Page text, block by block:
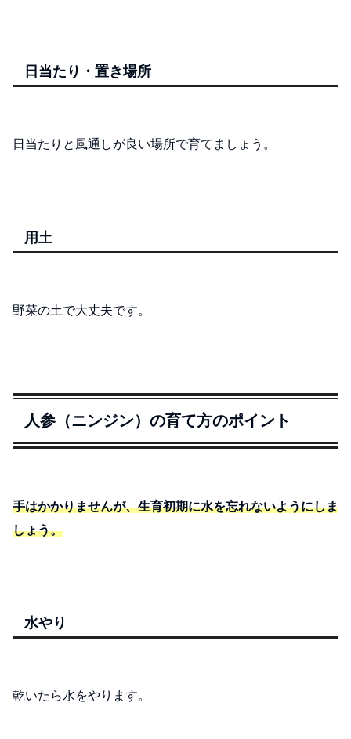
日当たり・置き場所
日当たりと風通しが良い場所で育てましょう。
用土
野菜の土で大丈夫です。
人参（ニンジン）の育て方のポイント
手はかかりませんが、生育初期に水を忘れないようにしま
しょう。
水やり
乾いたら水をやります。